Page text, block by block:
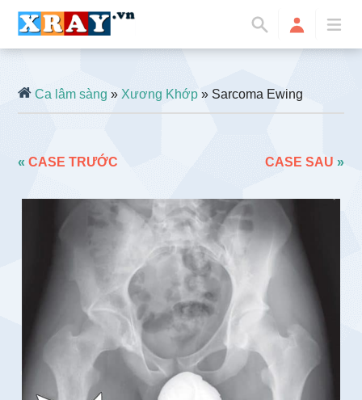
Ca lâm sàng »Xương Khớp » Sarcoma Ewing
«CASE TRƯỚC CASE SAU »